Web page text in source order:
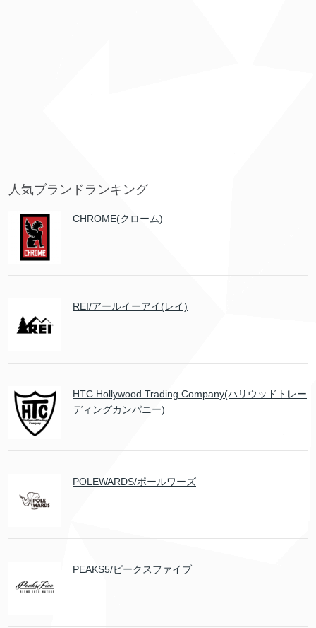
人気ブランドランキング
CHROME(クローム)
REI/アールイーアイ(レイ)
HTC Hollywood Trading Company(ハリウッドトレー
ディングカンパニー)
POLEWARDS/ポールワーズ
PEAKS5/ピークスファイブ